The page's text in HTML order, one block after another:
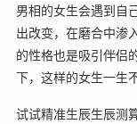
男相的女生会遇到自
出改变，在磨合中渗
的性格也是吸引伴侣
下，这样的女生一生
试试精准生辰生辰测